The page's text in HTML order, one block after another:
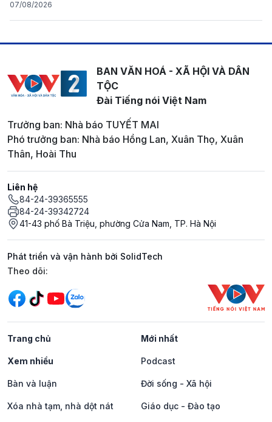
07/08/2026
BAN VĂN HOÁ - XÃ HỘI VÀ DÂN
TỘC
Đài Tiếng nói Việt Nam
Trưởng ban: Nhà báo TUYẾT MAI
Phó trưởng ban: Nhà báo Hồng Lan, Xuân Thọ, Xuân
Thân, Hoài Thu
Liên hệ
84-24-39365555
84-24-39342724
41-43 phố Bà Triệu, phường Cửa Nam, TP. Hà Nội
Phát triển và vận hành bởi SolidTech
Mạng xã hội
Theo dõi:
Trang chủ Mới nhất
Xem nhiều Podcast
Bàn và luận Đời sống - Xã hội
Xóa nhà tạm, nhà dột nát Giáo dục - Đào tạo